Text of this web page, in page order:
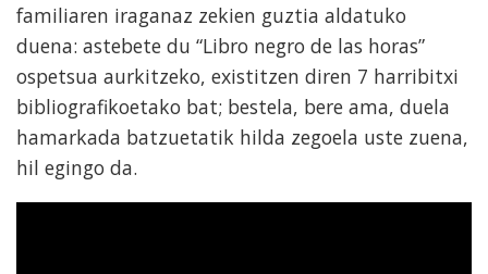
familiaren iraganaz zekien guztia aldatuko
duena: astebete du “Libro negro de las horas”
ospetsua aurkitzeko, existitzen diren 7 harribitxi
bibliografikoetako bat; bestela, bere ama, duela
hamarkada batzuetatik hilda zegoela uste zuena,
hil egingo da.